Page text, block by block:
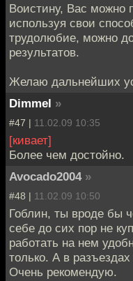
Воистину, Вас можно
используя свои
трудолюбие, можно
результатов.
Желаю дальнейших
Dimmel »
#47 | 11.02.09 10:35
[кивает]
Более чем достойно.
Avocado2004 »
#48 | 11.02.09 10:50
Гоблин, ты вроде бы
себе до сих пор не
работать на нем
только. А в
Очень рекомендую.